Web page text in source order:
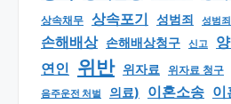
상속채무 상속포기 성범죄 성범
손해배상 손해배상청구 신고
연인 위반 위자료 위자료 청구
음주운전 처벌 의료) 이혼소송 이